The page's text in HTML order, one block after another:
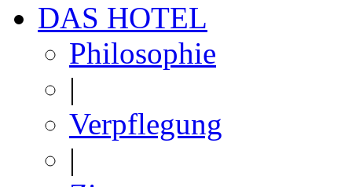
DAS HOTEL
Philosophie
|
Verpflegung
|